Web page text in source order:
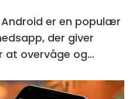
Android er en populær
der giver
at overvåge og